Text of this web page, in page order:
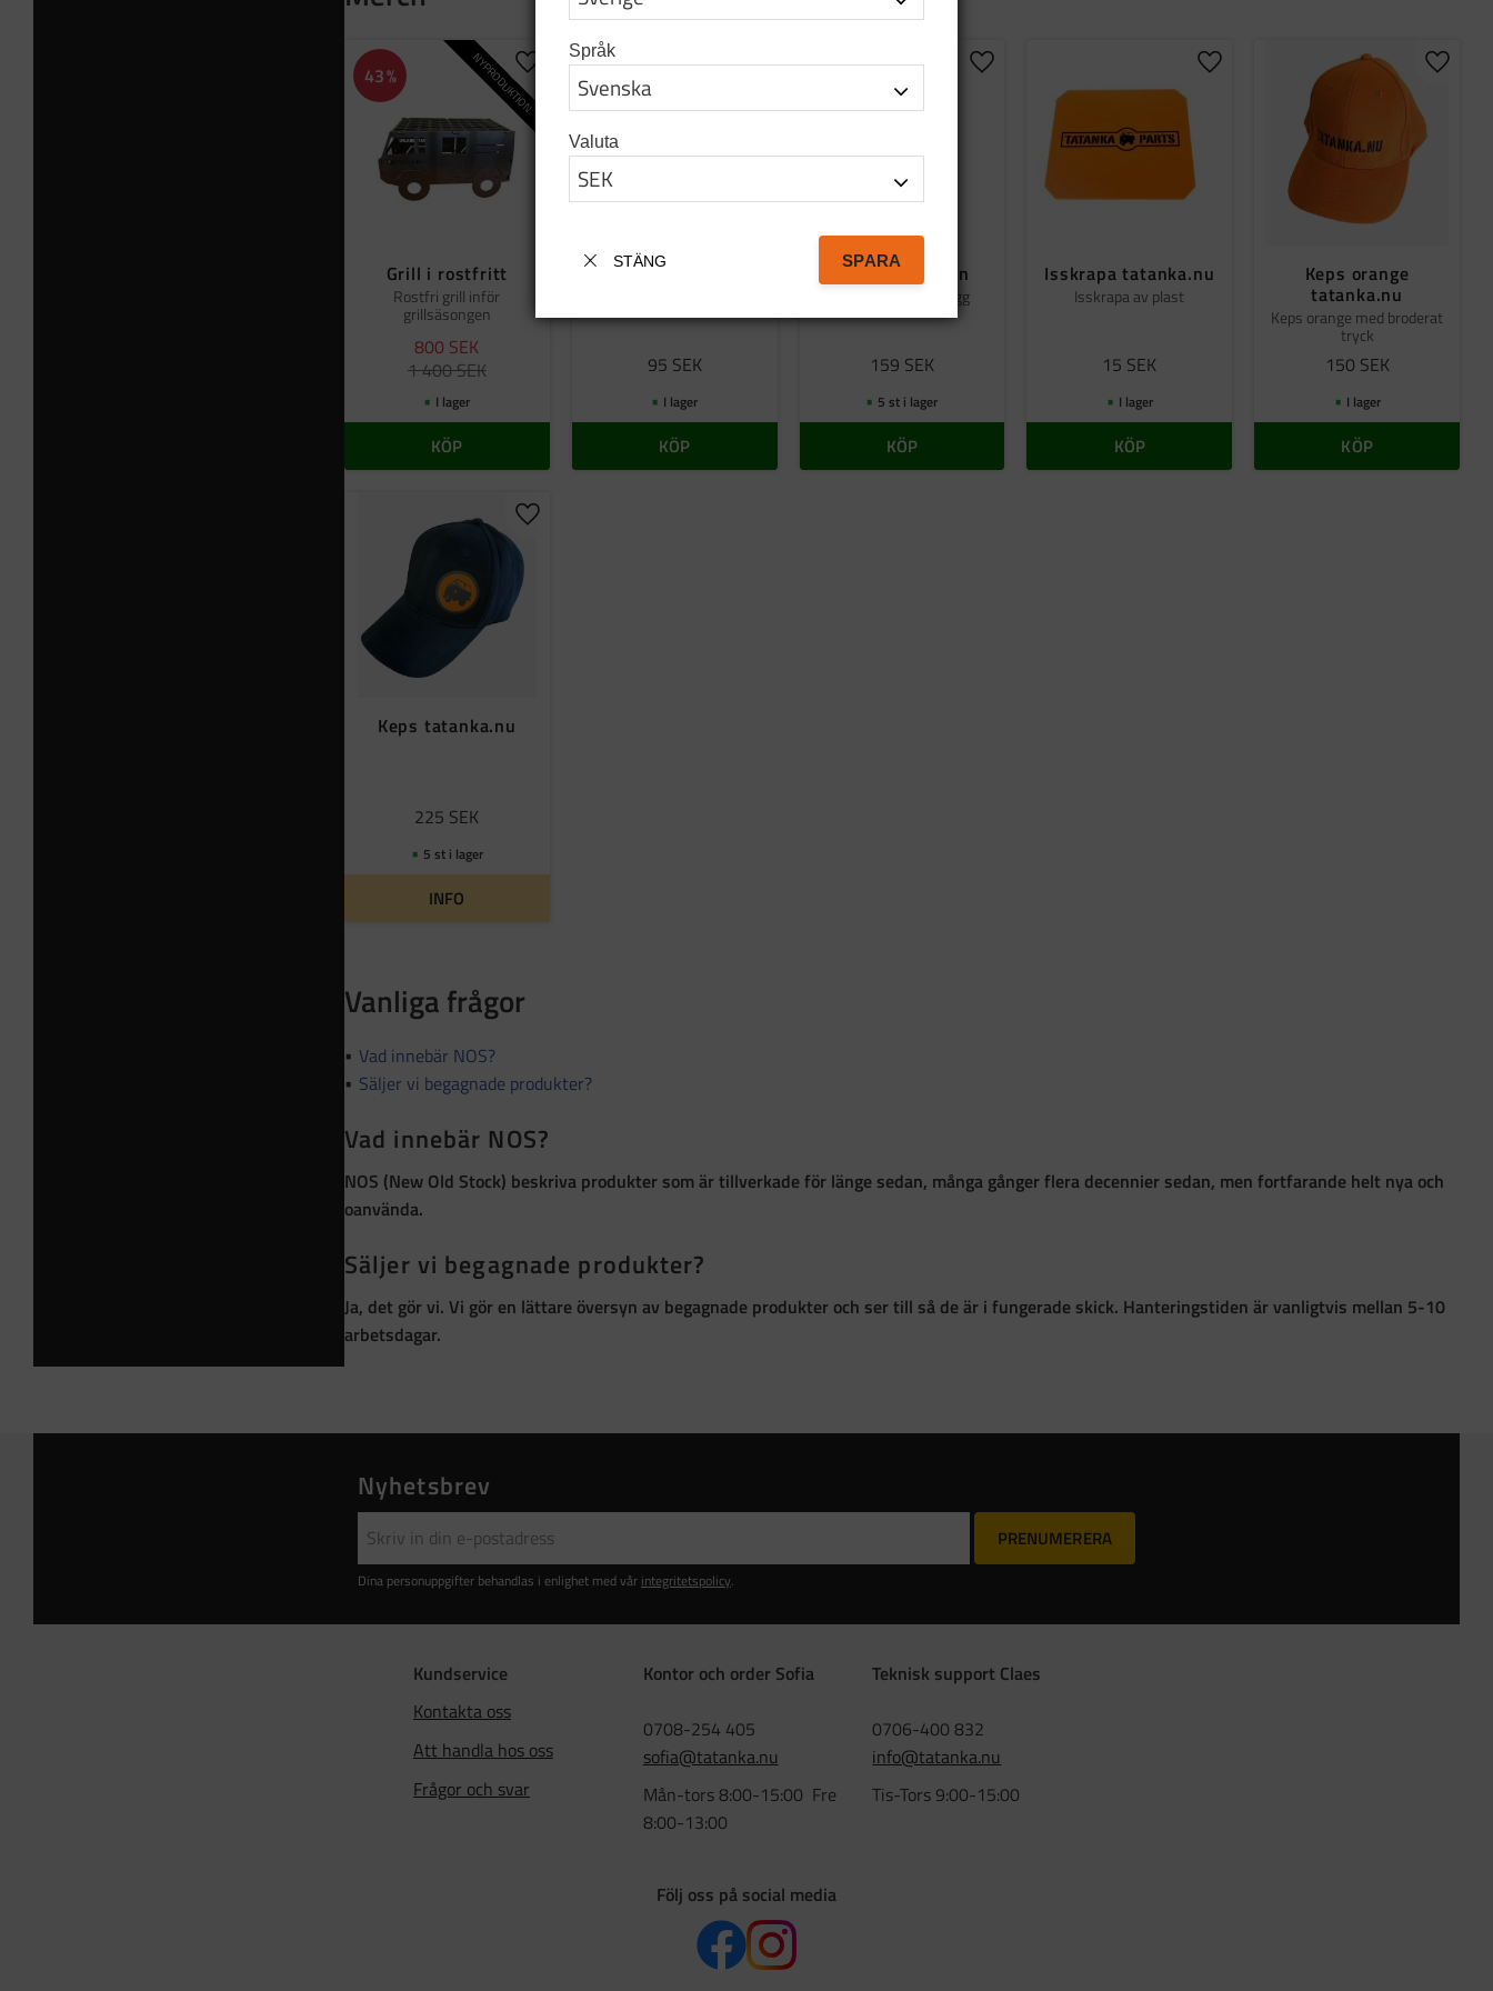
Grill i rostfritt
Rostfri grill inför
grillsäsongen
800 SEK
1 400SEK
43% NYPRODUKTIONLägg till i favoriter
I lager
KÖP
Bag tatanka.nu
95 SEK
Lägg till i favoriter
I lager
KÖP
Emaljmugg grön
Graverad emaljmugg
159 SEK
Lägg till i favoriter
5 st i lager
KÖP
Isskrapa tatanka.nu
Isskrapa av plast
15 SEK
Lägg till i favoriter
I lager
KÖP
Keps orange
tatanka.nu
Keps orange med broderat
tryck
150 SEK
Lägg
I lager
KÖP
Keps tatanka.nu
225 SEK
Lägg till i favoriter
5 st i lager
INFO
Vanliga frågor
Vad innebär NOS?
Säljer vi begagnade produkter?
Vad innebär NOS?
NOS (New Old Stock) beskriva produkter som ärtillverkade för länge sedan, många gånger flera decennier sedan, men fortfarande helt nya och
oanvända.
Säljer vi begagnade produkter?
Ja, det gör vi. Vi gör en lättare översyn av begagnade produkter och ser till så de är i fungerade skick. Hanteringstiden är vanligtvis mellan 5-10
arbetsdagar.
Nyhetsbrev
PRENUMERERA
Dina personuppgifter behandlas i enlighet med vår integritetspolicy.
Kundservice
Kontakta oss
Att handla hos oss
Frågor och svar
Kontor och order Sofia
0708-254 405
sofia@tatanka.nu
Mån-tors 8:00-15:00 Fre
8:00-13:00
Teknisk support Claes
0706-400 832
info@tatanka.nu
Tis-Tors 9:00-15:00
Följ oss på social media
Språk
Valuta
STÄNG SPARA